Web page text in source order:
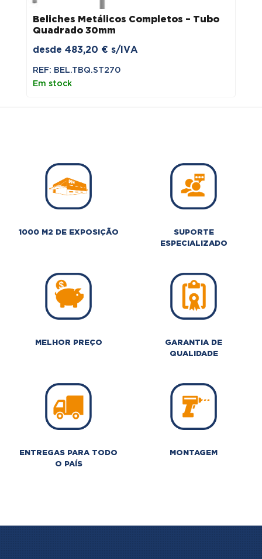
Beliches Metálicos Completos – Tubo
Quadrado 30mm
desde 483,20 € s/IVA
REF: BEL.TBQ.ST270
Em stock
1000 M2 DE EXPOSIÇÃO
SUPORTE
ESPECIALIZADO
MELHOR PREÇO
GARANTIA DE
QUALIDADE
ENTREGAS PARA TODO
O PAÍS
MONTAGEM